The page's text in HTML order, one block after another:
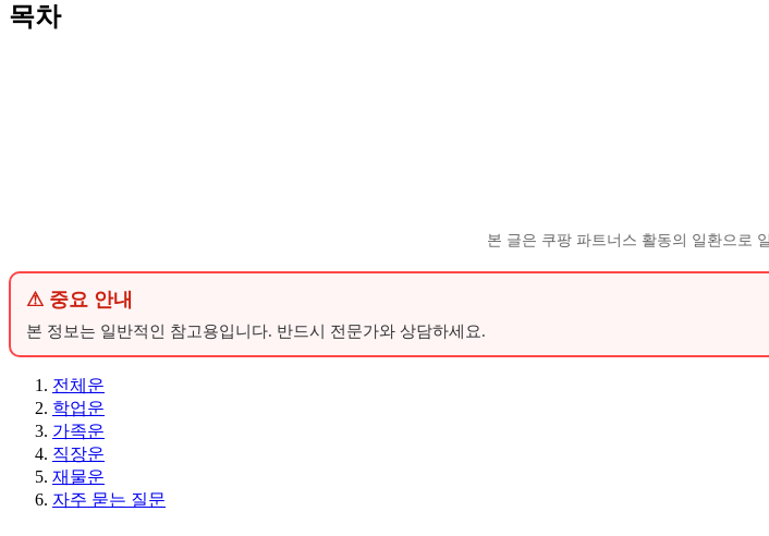
목차
본 글은 쿠팡 파트너스 활동의 일환으로
⚠ 중요 안내
본 정보는 일반적인 참고용입니다. 반드시 전문가와 상담하세요.
전체운
학업운
가족운
직장운
재물운
자주 묻는 질문